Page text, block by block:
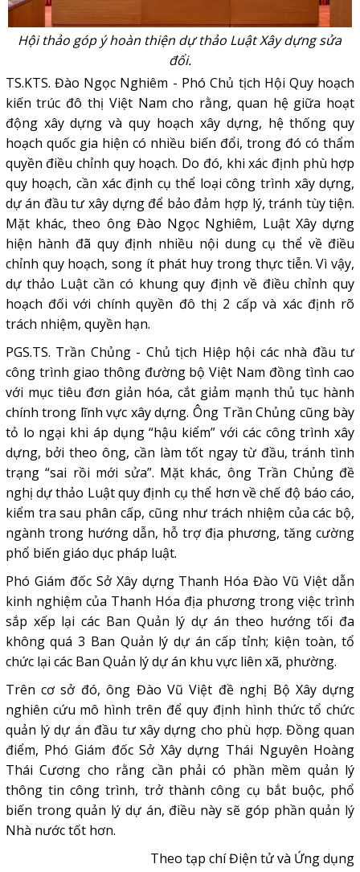
Hội thảo góp ý hoàn thiện dự thảo Luật Xây dựng sửa
đổi.
TS.KTS. Đào Ngọc Nghiêm - Phó Chủ tịch Hội Quy hoạch
kiến trúc đô thị Việt Nam cho rằng, quan hệ giữa hoạt
động xây dựng và quy hoạch xây dựng, hệ thống quy
hoạch quốc gia hiện có nhiều biến đổi, trong đó có thẩm
quyền điều chỉnh quy hoạch. Do đó, khi xác định phù hợp
quy hoạch, cần xác định cụ thể loại công trình xây dựng,
dự án đầu tư xây dựng để bảo đảm hợp lý, tránh tùy tiện.
Mặt khác, theo ông Đào Ngọc Nghiêm, Luật Xây dựng
hiện hành đã quy định nhiều nội dung cụ thể về điều
chỉnh quy hoạch, song ít phát huy trong thực tiễn. Vì vậy,
dự thảo Luật cần có khung quy định về điều chỉnh quy
hoạch đối với chính quyền đô thị 2 cấp và xác định rõ
trách nhiệm, quyền hạn.
PGS.TS. Trần Chủng - Chủ tịch Hiệp hội các nhà đầu tư
công trình giao thông đường bộ Việt Nam đồng tình cao
với mục tiêu đơn giản hóa, cắt giảm mạnh thủ tục hành
chính trong lĩnh vực xây dựng. Ông Trần Chủng cũng bày
tỏ lo ngại khi áp dụng “hậu kiểm” với các công trình xây
dựng, bởi theo ông, cần làm tốt ngay từ đầu, tránh tình
trạng “sai rồi mới sửa”. Mặt khác, ông Trần Chủng đề
nghị dự thảo Luật quy định cụ thể hơn về chế độ báo cáo,
kiểm tra sau phân cấp, cũng như trách nhiệm của các bộ,
ngành trong hướng dẫn, hỗ trợ địa phương, tăng cường
phổ biến giáo dục pháp luật.
Phó Giám đốc Sở Xây dựng Thanh Hóa Đào Vũ Việt dẫn
kinh nghiệm của Thanh Hóa địa phương trong việc trình
sắp xếp lại các Ban Quản lý dự án theo hướng tối đa
không quá 3 Ban Quản lý dự án cấp tỉnh; kiện toàn, tổ
chức lại các Ban Quản lý dự án khu vực liên xã, phường.
Trên cơ sở đó, ông Đào Vũ Việt đề nghị Bộ Xây dựng
nghiên cứu mô hình trên để quy định hình thức tổ chức
quản lý dự án đầu tư xây dựng cho phù hợp. Đồng quan
điểm, Phó Giám đốc Sở Xây dựng Thái Nguyên Hoàng
Thái Cương cho rằng cần phải có phần mềm quản lý
thông tin công trình, trở thành công cụ bắt buộc, phổ
biến trong quản lý dự án, điều này sẽ góp phần quản lý
Nhà nước tốt hơn.
Theo tạp chí Điện tử và Ứng dụng